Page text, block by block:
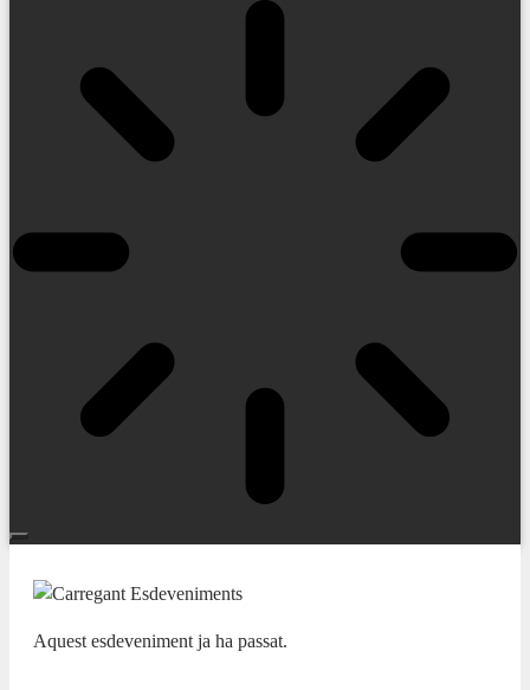
Aquest esdeveniment ja ha passat.